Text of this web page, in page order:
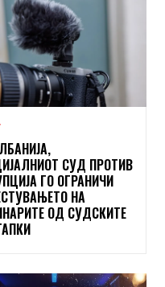
СУД ПРОТИВ
ГО ОГРАНИЧИ
НА
ОД СУДСКИТЕ